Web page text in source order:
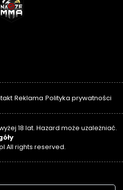
Reklama Polityka prywatności
18 lat. Hazard może uzależniać.
All rights reserved.